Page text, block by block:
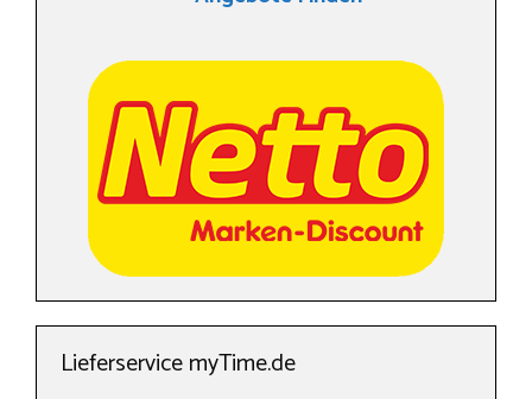
Lieferservice myTime.de